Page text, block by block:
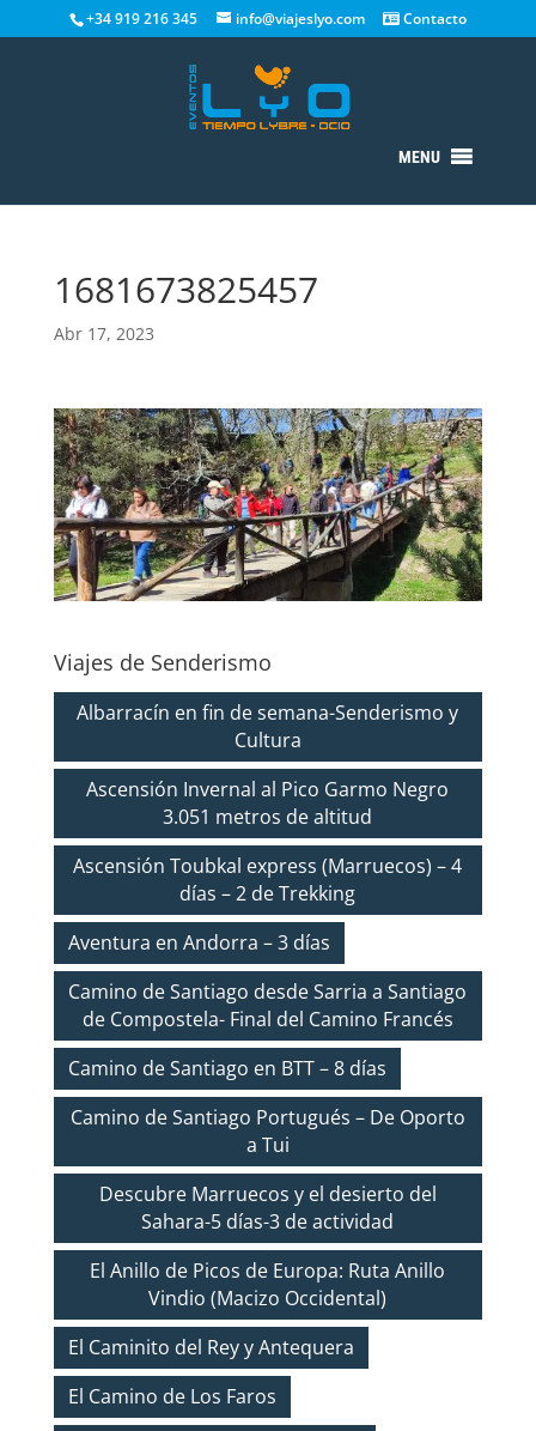
+34 919 216 345 info@viajeslyo.com Contacto
MENU
1681673825457
Abr 17, 2023
Viajes de Senderismo
Albarracín en fin de semana-Senderismo y
Cultura
Ascensión Invernal al Pico Garmo Negro
3.051 metros de altitud
Ascensión Toubkal express (Marruecos) – 4
días – 2 de Trekking
Aventura en Andorra – 3 días
Camino de Santiago desde Sarria a Santiago
de Compostela- Final del Camino Francés
Camino de Santiago en BTT – 8 días
Camino de Santiago Portugués – De Oporto
a Tui
Descubre Marruecos y el desierto del
Sahara-5 días-3 de actividad
El Anillo de Picos de Europa: Ruta Anillo
Vindio (Macizo Occidental)
El Caminito del Rey y Antequera
El Camino de Los Faros